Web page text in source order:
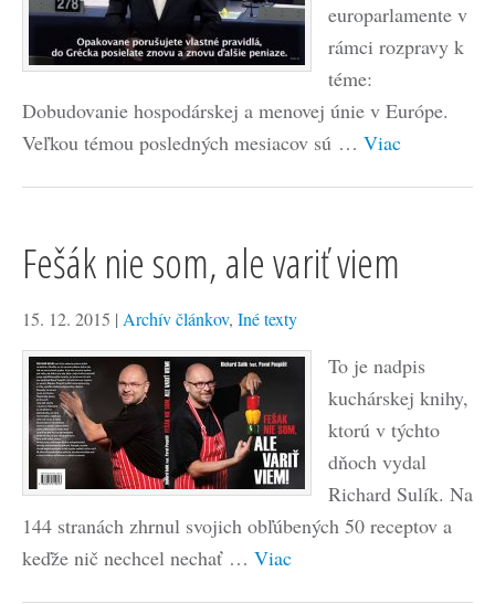
europarlamente v
rámci rozpravy k
téme:
Dobudovanie hospodárskej a menovej únie v Európe.
Veľkou témou posledných mesiacov sú … Viac
Fešák nie som, ale variť viem
15. 12. 2015 | Archív článkov, Iné texty
To je nadpis
kuchárskej knihy,
ktorú v týchto
dňoch vydal
Richard Sulík. Na
144 stranách zhrnul svojich obľúbených 50 receptov a
keďže nič nechcel nechať … Viac